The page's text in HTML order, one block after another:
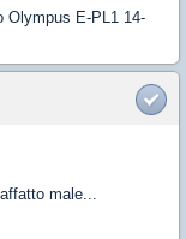
Olympus E-PL1 14-
male...